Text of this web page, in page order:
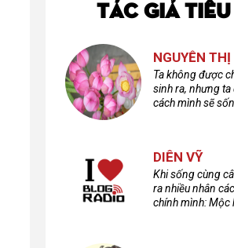
TÁC GIẢ
NGUYỄN THỊ
Ta không được
sinh ra, nhưng
cách mình sẽ
DIÊN VỸ
Khi sống cùng
ra nhiều nhân
chính mình: Mộc